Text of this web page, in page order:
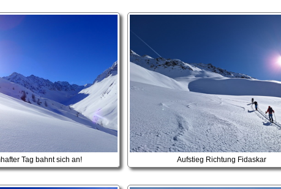
Tag bahnt sich an! Aufstieg Richtung Fidaskar